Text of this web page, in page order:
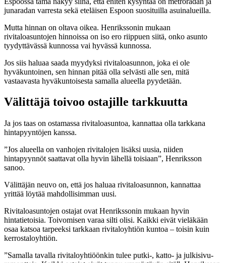
junaradan varresta sekä eteläisen Espoon suosituilla asuinalueilla.
Mutta hinnan on oltava oikea. Henrikssonin mukaan
rivitaloasuntojen hinnoissa on iso ero riippuen siitä, onko asunto
tyydyttävässä kunnossa vai hyvässä kunnossa.
Jos siis haluaa saada myydyksi rivitaloasunnon, joka ei ole
hyväkuntoinen, sen hinnan pitää olla selvästi alle sen, mitä
vastaavasta hyväkuntoisesta samalla alueella pyydetään.
Välittäjä toivoo ostajille tarkkuutta
Ja jos taas on ostamassa rivitaloasuntoa, kannattaa olla tarkkana
hintapyyntöjen kanssa.
”Jos alueella on vanhojen rivitalojen lisäksi uusia, niiden
hintapyynnöt saattavat olla hyvin lähellä toisiaan”, Henriksson
sanoo.
Välittäjän neuvo on, että jos haluaa rivitaloasunnon, kannattaa
yrittää löytää mahdollisimman uusi.
Rivitaloasuntojen ostajat ovat Henrikssonin mukaan hyvin
hintatietoisia. Toivomisen varaa silti olisi. Kaikki eivät vieläkään
osaa katsoa tarpeeksi tarkkaan rivitaloyhtiön kuntoa – toisin kuin
kerrostaloyhtiön.
”Samalla tavalla rivitaloyhtiöönkin tulee putki-, katto- ja julkisivu­